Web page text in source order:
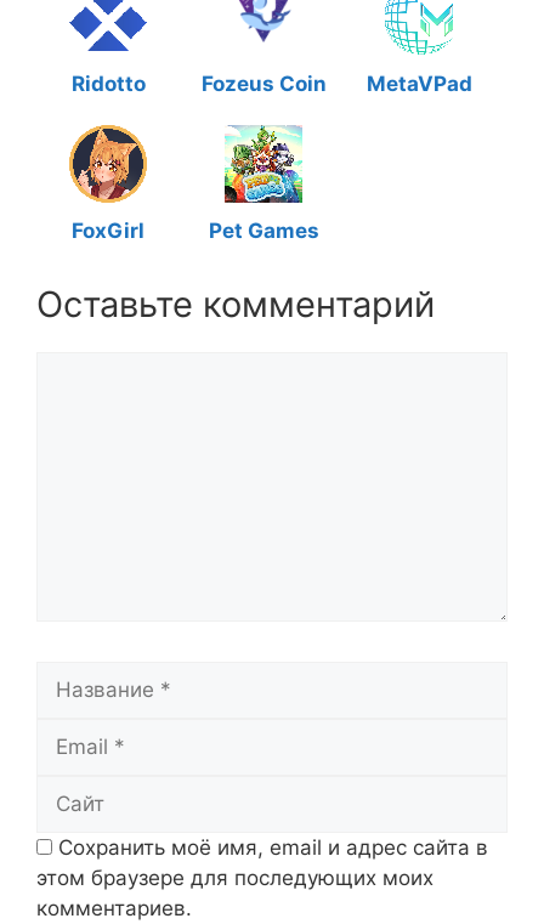
Ridotto Fozeus Coin MetaVPad
FoxGirl Pet Games
Оставьте комментарий
Сохранить моё имя, email и адрес сайта в
этом браузере для последующих моих
комментариев.